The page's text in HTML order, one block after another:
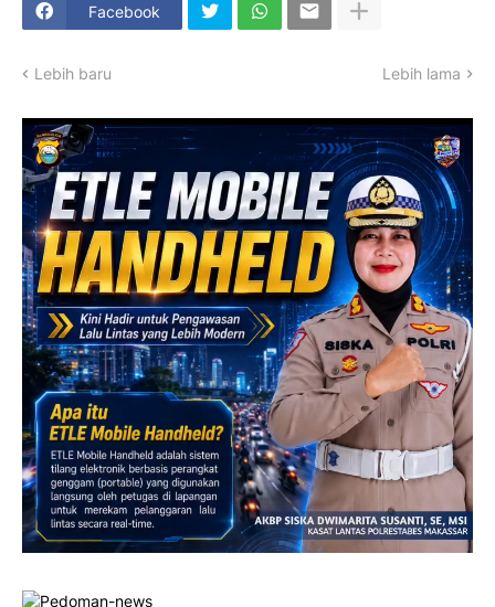
Facebook
Lebih baru Lebih lama